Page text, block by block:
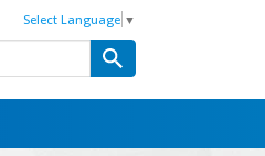
Select Language ▼